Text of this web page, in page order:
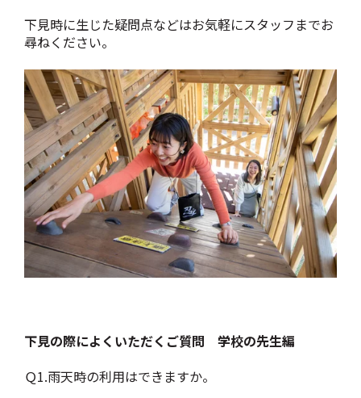
下見時に生じた疑問点などはお気軽にスタッフまでお
尋ねください。
下見の際によくいただくご質問 学校の先生編
Ｑ1.雨天時の利用はできますか。